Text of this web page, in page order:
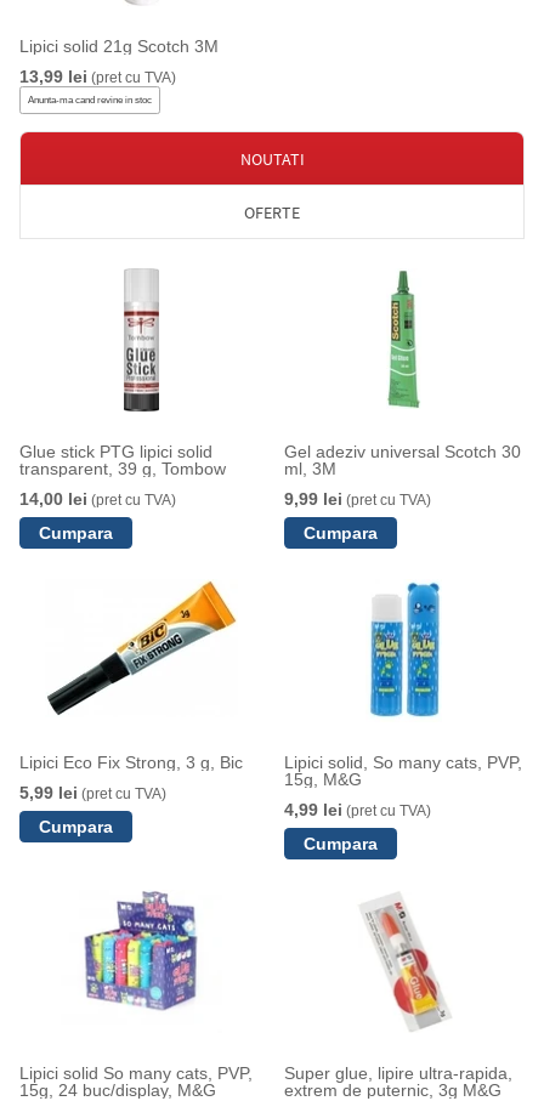
Lipici solid 21g Scotch 3M
13,99 lei (pret cu TVA)
Anunta-ma cand revine in stoc
NOUTATI
OFERTE
Glue stick PTG lipici solid
transparent, 39 g, Tombow
14,00 lei (pret cu TVA)
Gel adeziv universal Scotch 30
ml, 3M
9,99 lei (pret cu TVA)
Lipici Eco Fix Strong, 3 g, Bic
5,99 lei (pret cu TVA)
Lipici solid, So many cats, PVP,
15g, M&G
4,99 lei (pret cu TVA)
Lipici solid So many cats, PVP,
15g, 24 buc/display, M&G
Super glue, lipire ultra-rapida,
extrem de puternic, 3g M&G